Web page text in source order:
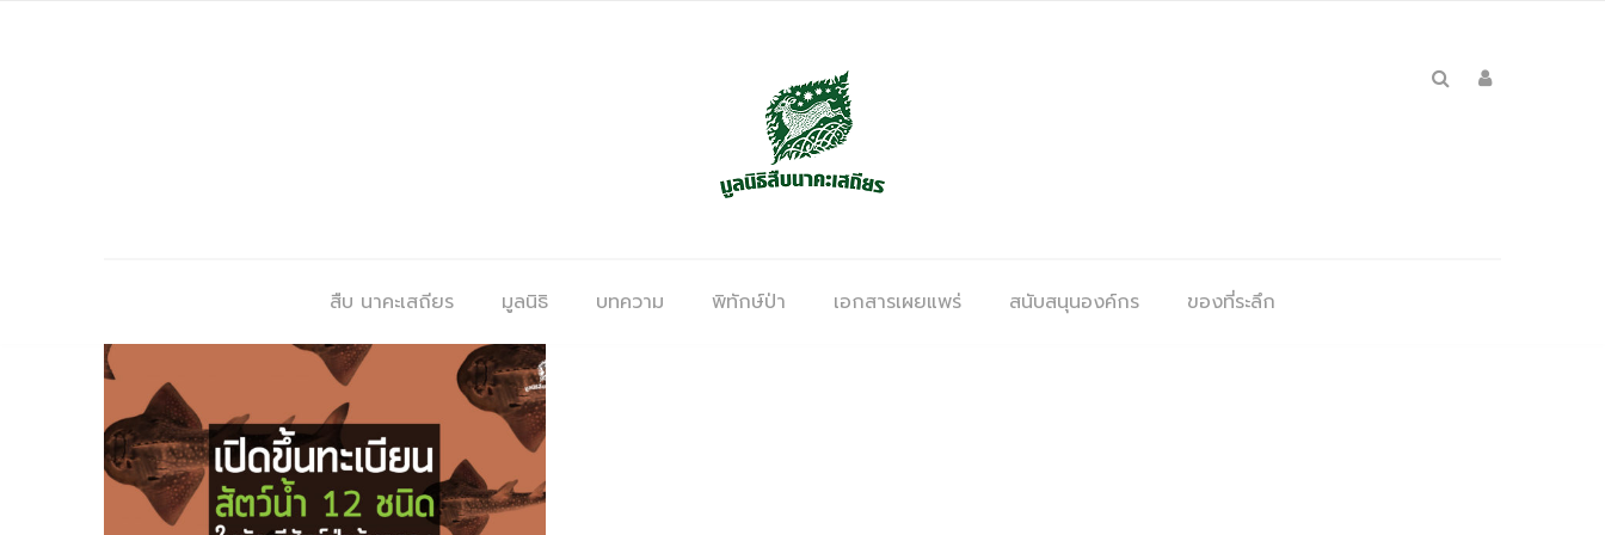
สืบ นาคะเสถียร มูลนิธิ บทความ พิทักษ์ป่า เอกสารเผยแพร่ สนับสนุนองค์กร ของที่ระลึก